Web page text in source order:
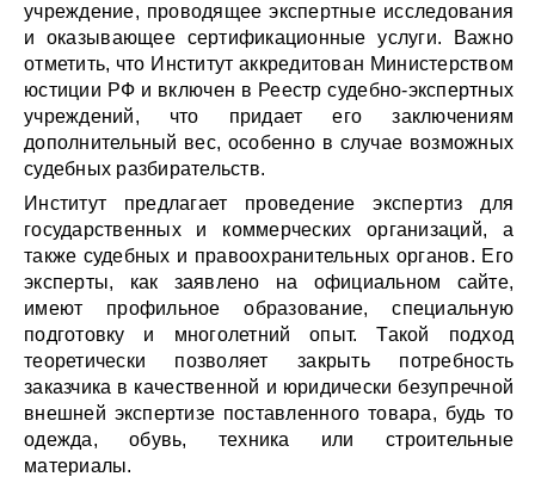
учреждение, проводящее экспертные исследования
и оказывающее сертификационные услуги. Важно
отметить, что Институт аккредитован Министерством
юстиции РФ и включен в Реестр судебно-экспертных
учреждений, что придает его заключениям
дополнительный вес, особенно в случае возможных
судебных разбирательств.
Институт предлагает проведение экспертиз для
государственных и коммерческих организаций, а
также судебных и правоохранительных органов. Его
эксперты, как заявлено на официальном сайте,
имеют профильное образование, специальную
подготовку и многолетний опыт. Такой подход
теоретически позволяет закрыть потребность
заказчика в качественной и юридически безупречной
внешней экспертизе поставленного товара, будь то
одежда, обувь, техника или строительные
материалы.